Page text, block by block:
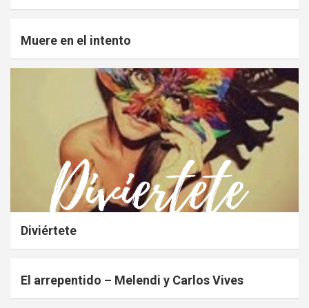
Muere en el intento
Diviértete
El arrepentido – Melendi y Carlos Vives